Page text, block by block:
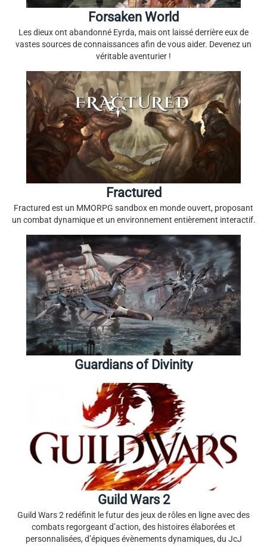
Forsaken World
Les dieux ont abandonné Eyrda, mais ont laissé derrière eux de
vastes sources de connaissances afin de vous aider. Devenez un
véritable aventurier !
Fractured
Fractured est un MMORPG sandbox en monde ouvert, proposant
un combat dynamique et un environnement entièrement interactif.
Guardians of Divinity
Guild Wars 2
Guild Wars 2 redéfinit le futur des jeux de rôles en ligne avec des
combats regorgeant d’action, des histoires élaborées et
personnalisées, d’épiques évènements dynamiques, du JcJ